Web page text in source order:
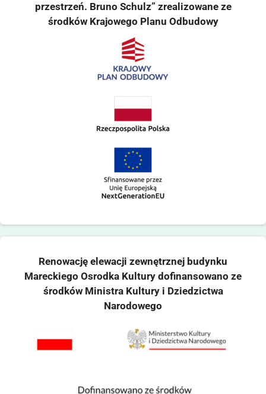
przestrzeń. Bruno Schulz” zrealizowane ze
środków Krajowego Planu Odbudowy
Renowację elewacji zewnętrznej budynku
Mareckiego Osrodka Kultury dofinansowano ze
środków Ministra Kultury i Dziedzictwa
Narodowego